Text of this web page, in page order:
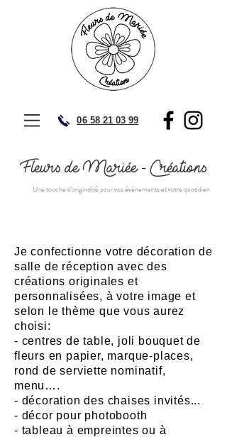
06 58 21 03 99
Fleurs de Mariée - Créations
Une touche d'originalité pour vos évènements et votre quotidien
Je confectionne votre décoration de
salle de réception avec des
créations originales et
personnalisées, à votre image et
selon le thème que vous aurez
choisi:
- centres de table, joli bouquet de
fleurs en papier, marque-places,
rond de serviette nominatif,
menu….
- décoration des chaises invités...
- décor pour photobooth
- tableau à empreintes ou à